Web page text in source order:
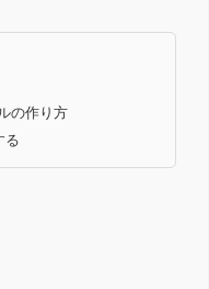
の作り方
る